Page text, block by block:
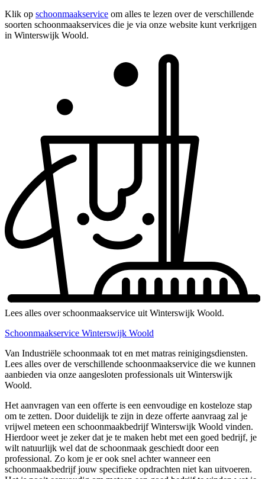
Klik op schoonmaakservice om alles te lezen over de verschillende
soorten schoonmaakservices die je via onze website kunt verkrijgen
in Winterswijk Woold.
Lees alles over schoonmaakservice uit Winterswijk Woold.
Schoonmaakservice Winterswijk Woold
Van Industriële schoonmaak tot en met matras reinigingsdiensten.
Lees alles over de verschillende schoonmaakservice die we kunnen
aanbieden via onze aangesloten professionals uit Winterswijk
Woold.
Het aanvragen van een offerte is een eenvoudige en kosteloze stap
om te zetten. Door duidelijk te zijn in deze offerte aanvraag zal je
vrijwel meteen een schoonmaakbedrijf Winterswijk Woold vinden.
Hierdoor weet je zeker dat je te maken hebt met een goed bedrijf, je
wilt natuurlijk wel dat de schoonmaak geschiedt door een
professional. Zo kom je er ook snel achter wanneer een
schoonmaakbedrijf jouw specifieke opdrachten niet kan uitvoeren.